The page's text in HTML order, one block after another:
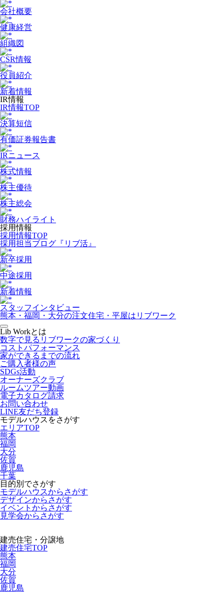
会社概要
健康経営
組織図
CSR情報
役員紹介
新着情報
IR情報
IR情報TOP
決算短信
有価証券報告書
IRニュース
株式情報
株主優待
株主総会
財務ハイライト
採用情報
採用情報TOP
採用担当ブログ『リブ活』
新卒採用
中途採用
新着情報
スタッフインタビュー
熊本・福岡・大分の注文住宅・平屋はリブワーク
Lib Workとは
数字で見るリブワークの家づくり
コストパフォーマンス
家ができるまでの流れ
ご購入者様の声
SDGs活動
オーナーズクラブ
ルームツアー動画
電子カタログ請求
お問い合わせ
LINE友だち登録
モデルハウスをさがす
エリアTOP
熊本
福岡
大分
佐賀
鹿児島
千葉
目的別でさがす
モデルハウスからさがす
デザインからさがす
イベントからさがす
見学会からさがす
建売住宅・分譲地
建売住宅TOP
熊本
福岡
大分
佐賀
鹿児島